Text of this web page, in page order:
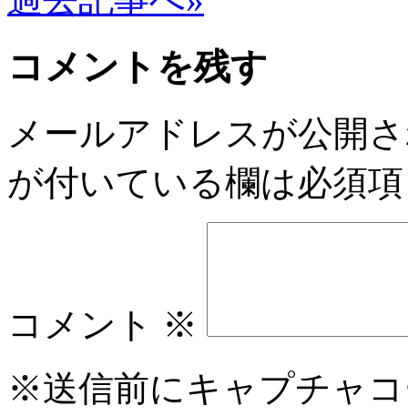
コメントを残す
メールアドレスが公開
が付いている欄は必須
コメント ※
※送信前にキャプチャ